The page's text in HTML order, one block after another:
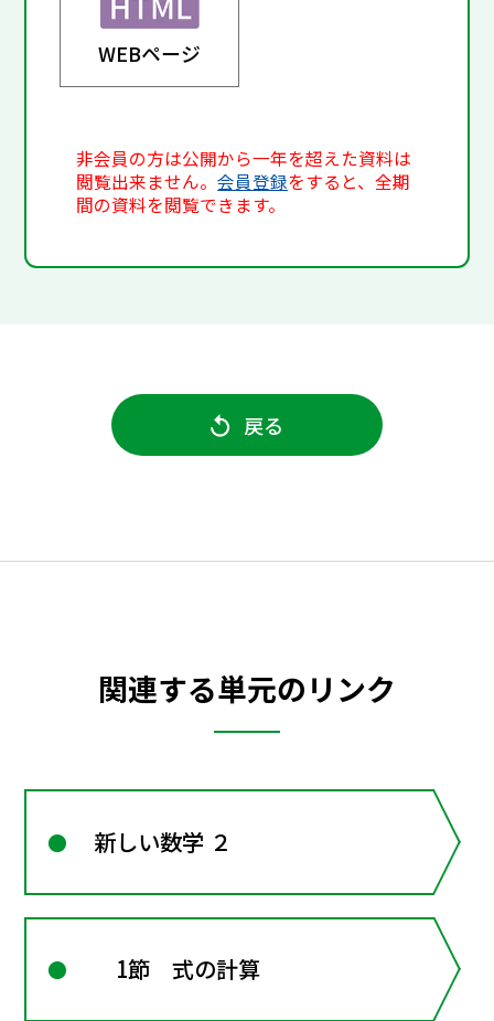
WEBページ
非会員の方は公開から一年を超えた資料は
閲覧出来ません。会員登録をすると、全期
間の資料を閲覧できます。
戻る
関連する単元のリンク
新しい数学 ２
1節 式の計算